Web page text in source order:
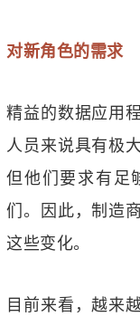
对新角色的需求
精益的数据应用
人员来说具有极
但他们要求有足
们。因此，制造
这些变化。
目前来看，越来